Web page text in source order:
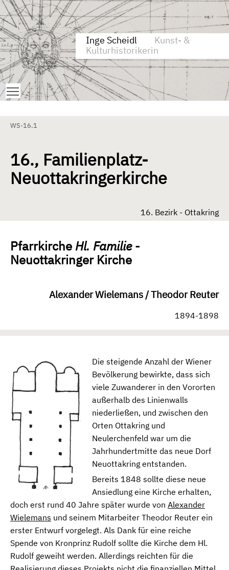
Zum Inhalt springen
Aktuelle Seite: 16., Familienplatz-Neuottakringerkirche
Inge Scheidl
Kunst- &
Kulturhistorikerin
Toggle main menu visibility
WS-16.1
16., Familienplatz-
Neuottakringerkirche
16. Bezirk - Ottakring
Pfarrkirche Hl. Familie-
Neuottakringer Kirche
Alexander Wielemans / Theodor Reuter
1894-1898
Die steigende Anzahl der Wiener
Bevölkerung bewirkte, dass sich
viele Zuwanderer in den Vororten
außerhalb des Linienwalls
niederließen, und zwischen den
Orten Ottakring und
Neulerchenfeld war um die
Jahrhundertmitte das neue Dorf
Neuottakring entstanden.
Bereits 1848 sollte diese neue
Ansiedlung eine Kirche erhalten,
doch erst rund 40 Jahre später wurde von Alexander
Wielemans und seinem Mitarbeiter Theodor Reuter ein
erster Entwurf vorgelegt. Als Dank für eine reiche
Spende von Kronprinz Rudolf sollte die Kirche dem Hl.
Rudolf geweiht werden. Allerdings reichten für die